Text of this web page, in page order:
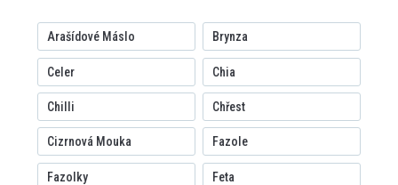
Arašídové Máslo Brynza
Celer Chia
Chilli Chřest
Cizrnová Mouka Fazole
Fazolky Feta